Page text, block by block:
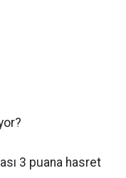
3 puana hasret